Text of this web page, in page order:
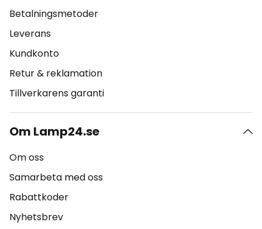
Betalningsmetoder
Leverans
Kundkonto
Retur & reklamation
Tillverkarens garanti
Om Lamp24.se
Om oss
Samarbeta med oss
Rabattkoder
Nyhetsbrev